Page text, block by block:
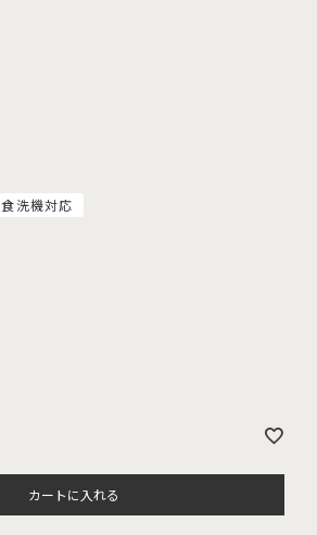
食洗機対応
カートに入れる